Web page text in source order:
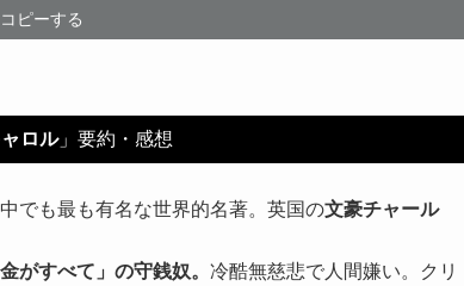
ピーする
ロル」要約・感想
でも最も有名な世界的名著。英国の文豪チャール
金がすべて」の守銭奴。 冷酷無慈悲で人間嫌い。クリ